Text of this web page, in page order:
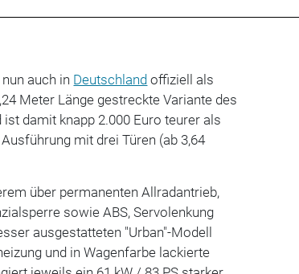
auch in Deutschland offiziell als
Meter Länge gestreckte Variante des
damit knapp 2.000 Euro teurer als
mit drei Türen (ab 3,64
über permanenten Allradantrieb,
sowie ABS, Servolenkung
ausgestatteten "Urban"-Modell
und in Wagenfarbe lackierte